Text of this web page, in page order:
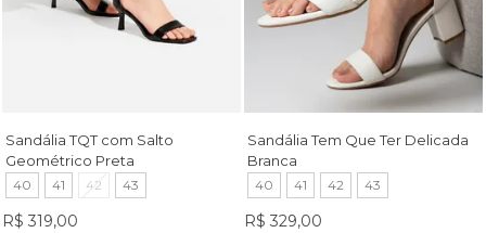
Sandália TQT com Salto
Geométrico Preta
40 41 42 43
R$ 319,00
Sandália Tem Que Ter Delicada
Branca
40 41 42 43
R$ 329,00